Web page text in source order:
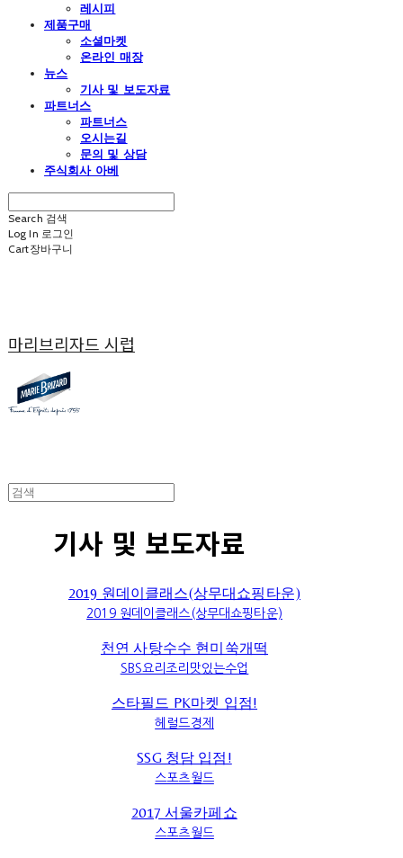
레시피
제품구매
소셜마켓
온라인 매장
뉴스
기사 및 보도자료
파트너스
파트너스
오시는길
문의 및 상담
주식회사 아베
Search 검색
Log In 로그인
Cart장바구니
마리브리자드 시럽
기사 및 보도자료
2019 원데이클래스(상무대쇼핑타운)
2019 원데이클래스(상무대쇼핑타운)
천연 사탕수수 현미쑥개떡
SBS요리조리맛있는수업
스타필드 PK마켓 입점!
헤럴드경제
SSG 청담 입점!
스포츠월드
2017 서울카페쇼
스포츠월드